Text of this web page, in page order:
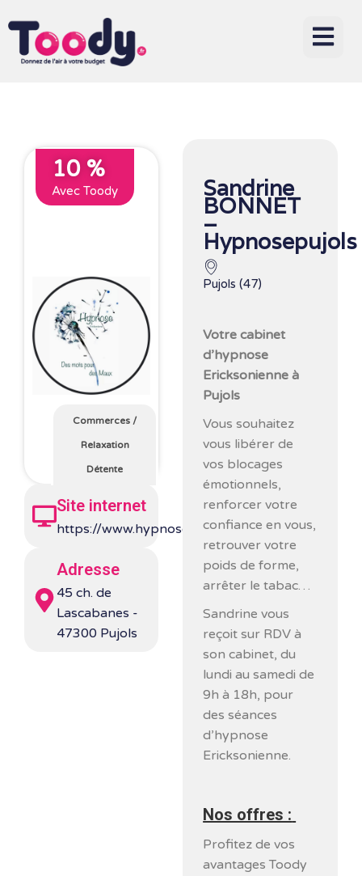
10 %
Avec Toody
Commerces /
Relaxation
Détente
Site internet
https://www.hypnosepujols.fr/
Adresse
45 ch. de
Lascabanes -
47300 Pujols
Sandrine
BONNET
–
Hypnosepujols
Pujols (47)
Votre cabinet
d’hypnose
Ericksonienne à
Pujols
Vous souhaitez
vous libérer de
vos blocages
émotionnels,
renforcer votre
confiance en vous,
retrouver votre
poids de forme,
arrêter le tabac…
Sandrine vous
reçoit sur RDV à
son cabinet, du
lundi au samedi de
9h à 18h, pour
des séances
d’hypnose
Ericksonienne.
Nos offres :
Profitez de vos
avantages Toody